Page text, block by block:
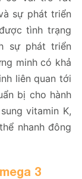
sự phát triển
tình trạng
sự phát triển
minh có khả
liên quan tới
bị cho hành
vitamin K,
nhanh đông
3